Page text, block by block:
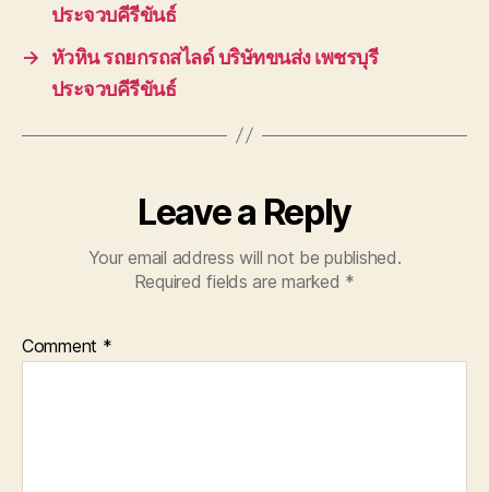
ประจวบคีรีขันธ์
→
หัวหิน รถยกรถสไลด์ บริษัทขนส่ง เพชรบุรี
ประจวบคีรีขันธ์
Leave a Reply
Your email address will not be published.
Required fields are marked *
Comment *